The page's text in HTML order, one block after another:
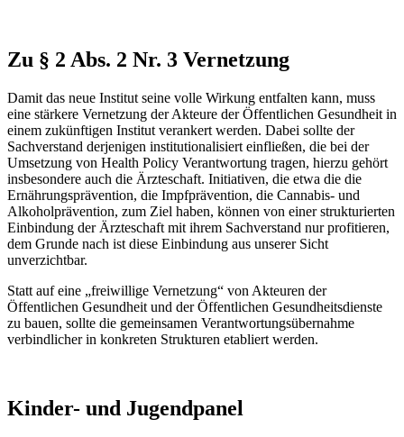
Zu § 2 Abs. 2 Nr. 3 Vernetzung
Damit das neue Institut seine volle Wirkung entfalten kann, muss
eine stärkere Vernetzung der Akteure der Öffentlichen Gesundheit in
einem zukünftigen Institut verankert werden. Dabei sollte der
Sachverstand derjenigen institutionalisiert einfließen, die bei der
Umsetzung von Health Policy Verantwortung tragen, hierzu gehört
insbesondere auch die Ärzteschaft. Initiativen, die etwa die die
Ernährungsprävention, die Impfprävention, die Cannabis- und
Alkoholprävention, zum Ziel haben, können von einer strukturierten
Einbindung der Ärzteschaft mit ihrem Sachverstand nur profitieren,
dem Grunde nach ist diese Einbindung aus unserer Sicht
unverzichtbar.
Statt auf eine „freiwillige Vernetzung“ von Akteuren der
Öffentlichen Gesundheit und der Öffentlichen Gesundheitsdienste
zu bauen, sollte die gemeinsamen Verantwortungsübernahme
verbindlicher in konkreten Strukturen etabliert werden.
Kinder- und Jugendpanel